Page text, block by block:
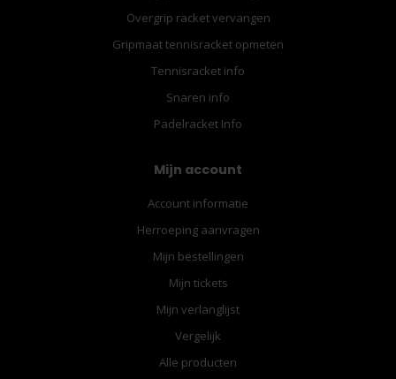
Overgrip racket vervangen
Gripmaat tennisracket opmeten
Tennisracket info
Snaren info
Padelracket Info
Mijn account
Account informatie
Herroeping aanvragen
Mijn bestellingen
Mijn tickets
Mijn verlanglijst
Vergelijk
Alle producten